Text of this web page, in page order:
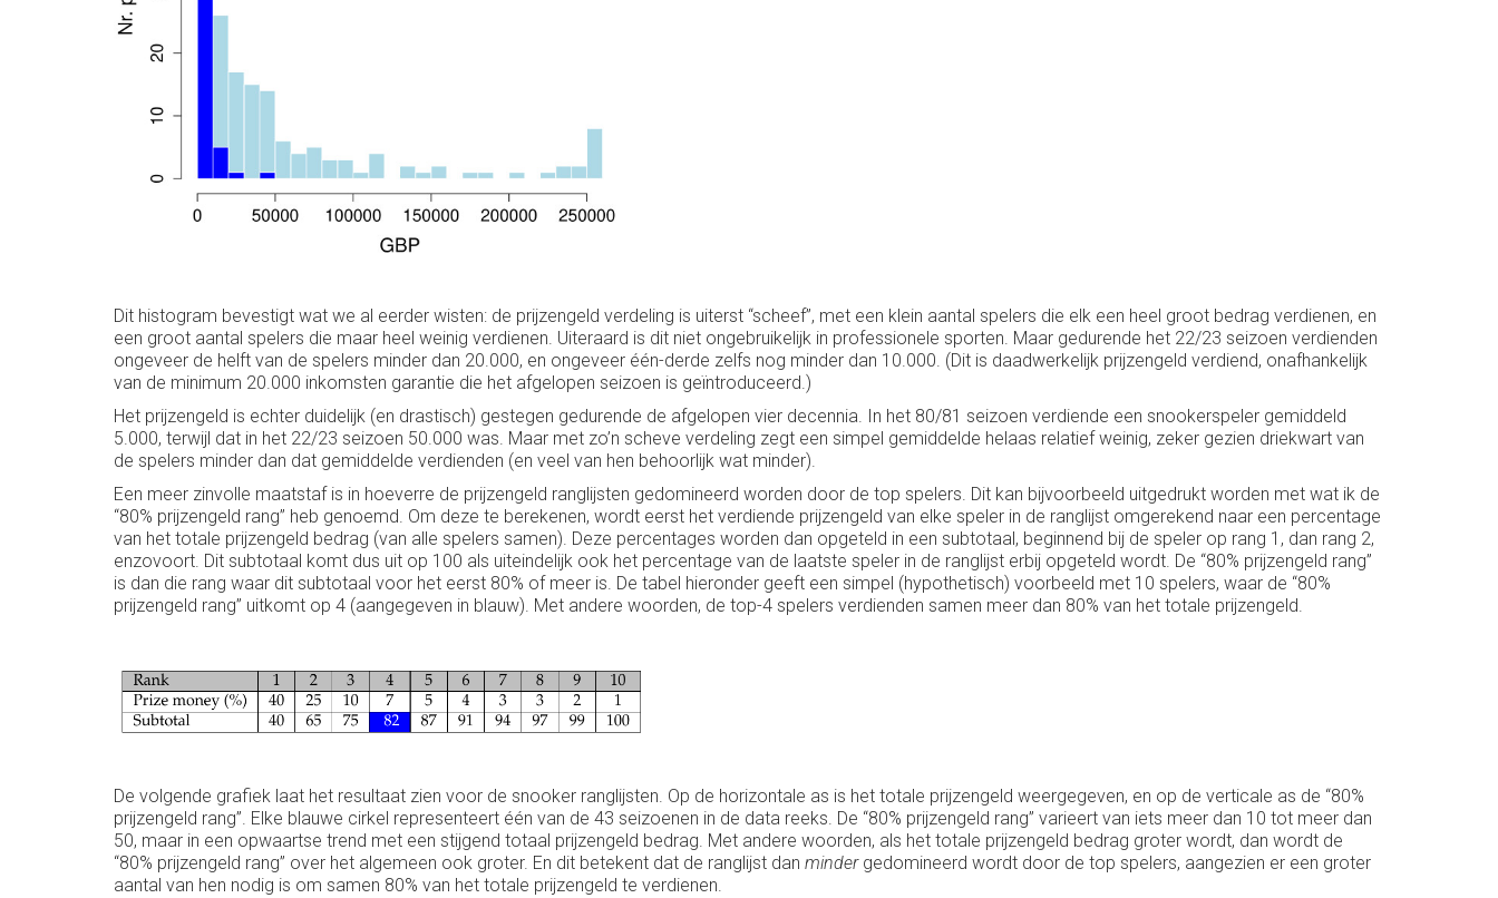
Dit histogram bevestigt wat we al eerder wisten: de prijzengeld verdeling is uiterst “scheef”, met een klein aantal spelers die elk een heel groot bedrag verdienen, en
een groot aantal spelers die maar heel weinig verdienen. Uiteraard is dit niet ongebruikelijk in professionele sporten. Maar gedurende het 22/23 seizoen verdienden
ongeveer de helft van de spelers minder dan 20.000, en ongeveer één-derde zelfs nog minder dan 10.000. (Dit is daadwerkelijk prijzengeld verdiend, onafhankelijk
van de minimum 20.000 inkomsten garantie die het afgelopen seizoen is geïntroduceerd.)
Het prijzengeld is echter duidelijk (en drastisch) gestegen gedurende de afgelopen vier decennia. In het 80/81 seizoen verdiende een snookerspeler gemiddeld
5.000, terwijl dat in het 22/23 seizoen 50.000 was. Maar met zo’n scheve verdeling zegt een simpel gemiddelde helaas relatief weinig, zeker gezien driekwart van
de spelers minder dan dat gemiddelde verdienden (en veel van hen behoorlijk wat minder).
Een meer zinvolle maatstaf is in hoeverre de prijzengeld ranglijsten gedomineerd worden door de top spelers. Dit kan bijvoorbeeld uitgedrukt worden met wat ik de
“80% prijzengeld rang” heb genoemd. Om deze te berekenen, wordt eerst het verdiende prijzengeld van elke speler in de ranglijst omgerekend naar een percentage
van het totale prijzengeld bedrag (van alle spelers samen). Deze percentages worden dan opgeteld in een subtotaal, beginnend bij de speler op rang 1, dan rang 2,
enzovoort. Dit subtotaal komt dus uit op 100 als uiteindelijk ook het percentage van de laatste speler in de ranglijst erbij opgeteld wordt. De “80% prijzengeld rang”
is dan die rang waar dit subtotaal voor het eerst 80% of meer is. De tabel hieronder geeft een simpel (hypothetisch) voorbeeld met 10 spelers, waar de “80%
prijzengeld rang” uitkomt op 4 (aangegeven in blauw). Met andere woorden, de top-4 spelers verdienden samen meer dan 80% van het totale prijzengeld.
De volgende grafiek laat het resultaat zien voor de snooker ranglijsten. Op de horizontale as is het totale prijzengeld weergegeven, en op de verticale as de “80%
prijzengeld rang”. Elke blauwe cirkel representeert één van de 43 seizoenen in de data reeks. De “80% prijzengeld rang” varieert van iets meer dan 10 tot meer dan
50, maar in een opwaartse trend met een stijgend totaal prijzengeld bedrag. Met andere woorden, als het totale prijzengeld bedrag groter wordt, dan wordt de
“80% prijzengeld rang” over het algemeen ook groter. En dit betekent dat de ranglijst dan mindergedomineerd wordt door de top spelers, aangezien er een groter
aantal van hen nodig is om samen 80% van het totale prijzengeld te verdienen.